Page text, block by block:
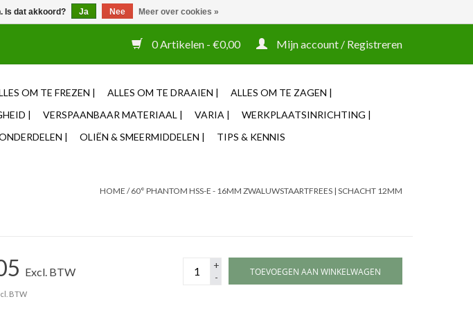
0 Artikelen - €0,00 Mijn account / Registreren
OM TE FREZEN | ALLES OM TE DRAAIEN |
ALLES OM TE ZAGEN |
| VERSPAANBAAR MATERIAAL | VARIA |
WERKPLAATSINRICHTING |
| OLIËN & SMEERMIDDELEN | TIPS & KENNIS
HOME /60° PHANTOM HSS-E - 16MM ZWALUWSTAARTFREES | SCHACHT 12MM
Excl. BTW
BTW
+
-
TOEVOEGEN AAN WINKELWAGEN
Is dat akkoord? Ja Nee Meer over cookies »
✓ Eigen adviseurs ✓ Naast tooling ook machines Zakelijke login mogelijk